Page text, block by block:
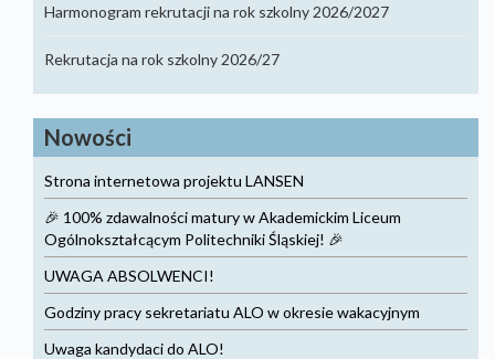
Harmonogram rekrutacji na rok szkolny 2026/2027
Rekrutacja na rok szkolny 2026/27
Nowości
Strona internetowa projektu LANSEN
🎉 100% zdawalności matury w Akademickim Liceum
Ogólnokształcącym Politechniki Śląskiej! 🎉
UWAGA ABSOLWENCI!
Godziny pracy sekretariatu ALO w okresie wakacyjnym
Uwaga kandydaci do ALO!